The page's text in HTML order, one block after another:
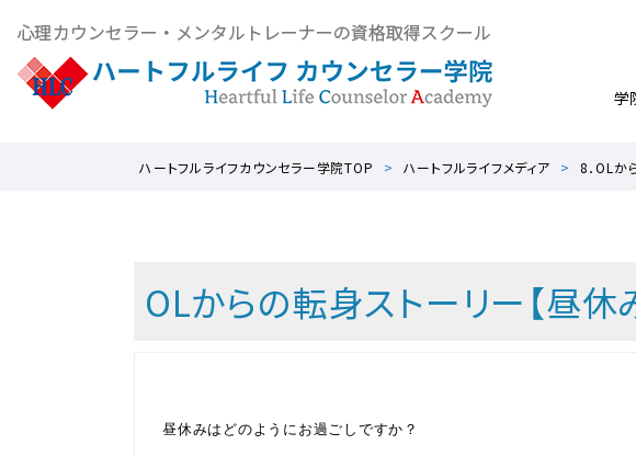
学
ハートフルライフカウンセラー学院TOP ハートフルライフメディア 8．OLか
OLからの転身ストーリー【昼
昼休みはどのようにお過ごしですか？